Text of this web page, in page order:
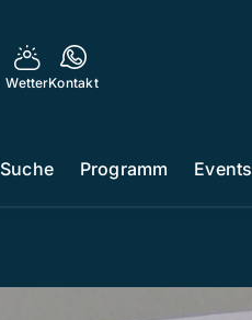
WetterKontakt
Suche Programm Events